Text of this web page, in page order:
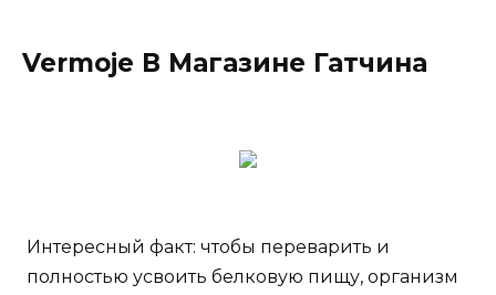
Vermoje В Магазине Гатчина
Интересный факт: чтобы переварить и
полностью усвоить белковую пищу, организм